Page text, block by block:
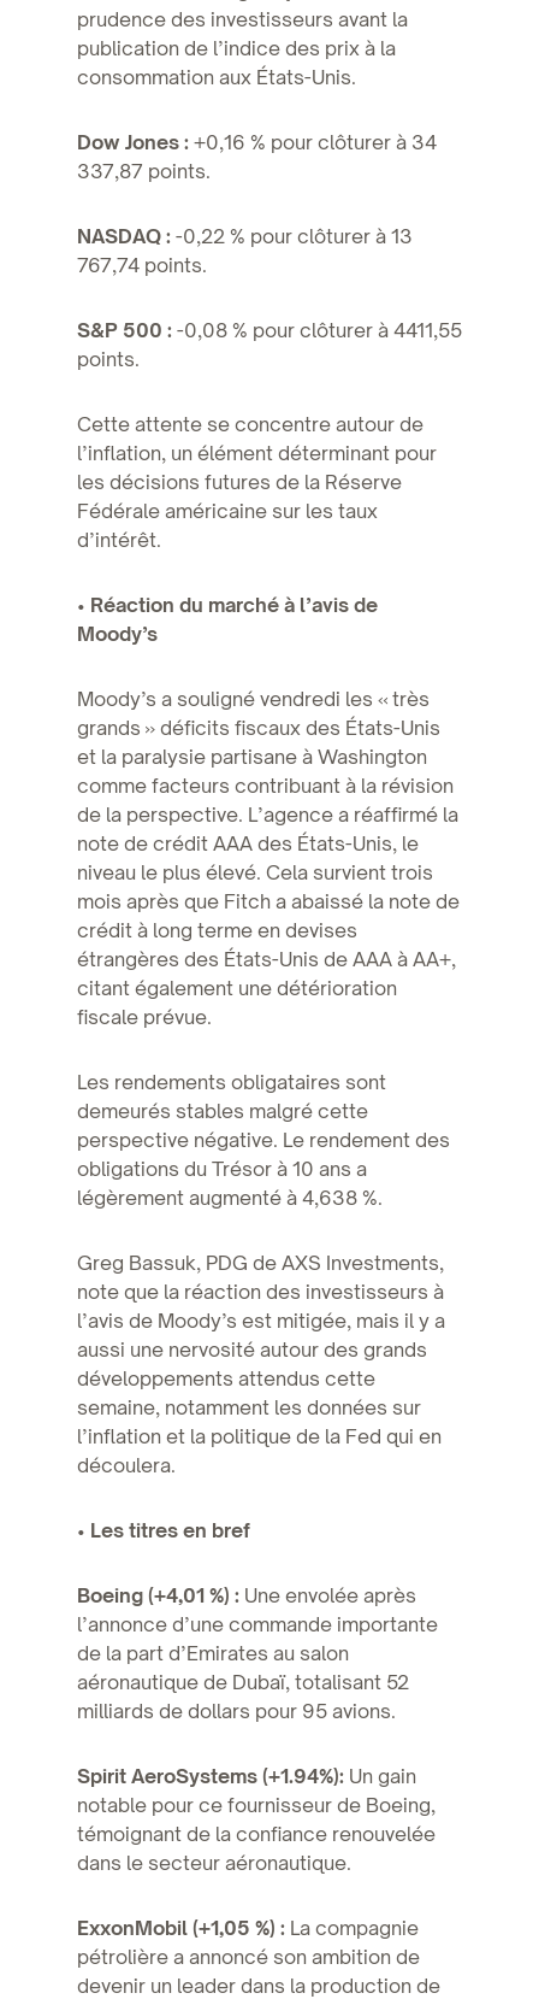
prudence des investisseurs avant la
publication de l’indice des prix à la
consommation aux États-Unis.
Dow Jones : +0,16 % pour clôturer à 34
337,87 points.
NASDAQ : -0,22 % pour clôturer à 13
767,74 points.
S&P 500 : -0,08 % pour clôturer à 4411,55
points.
Cette attente se concentre autour de
l’inflation, un élément déterminant pour
les décisions futures de la Réserve
Fédérale américaine sur les taux
d’intérêt.
• Réaction du marché à l’avis de
Moody’s
Moody’s a souligné vendredi les « très
grands » déficits fiscaux des États-Unis
et la paralysie partisane à Washington
comme facteurs contribuant à la révision
de la perspective. L’agence a réaffirmé la
note de crédit AAA des États-Unis, le
niveau le plus élevé. Cela survient trois
mois après que Fitch a abaissé la note de
crédit à long terme en devises
étrangères des États-Unis de AAA à AA+,
citant également une détérioration
fiscale prévue.
Les rendements obligataires sont
demeurés stables malgré cette
perspective négative. Le rendement des
obligations du Trésor à 10 ans a
légèrement augmenté à 4,638 %.
Greg Bassuk, PDG de AXS Investments,
note que la réaction des investisseurs à
l’avis de Moody’s est mitigée, mais il y a
aussi une nervosité autour des grands
développements attendus cette
semaine, notamment les données sur
l’inflation et la politique de la Fed qui en
découlera.
• Les titres en bref
Boeing (+4,01 %) : Une envolée après
l’annonce d’une commande importante
de la part d’Emirates au salon
aéronautique de Dubaï, totalisant 52
milliards de dollars pour 95 avions.
Spirit AeroSystems (+1.94%): Un gain
notable pour ce fournisseur de Boeing,
témoignant de la confiance renouvelée
dans le secteur aéronautique.
ExxonMobil (+1,05 %) : La compagnie
pétrolière a annoncé son ambition de
devenir un leader dans la production de